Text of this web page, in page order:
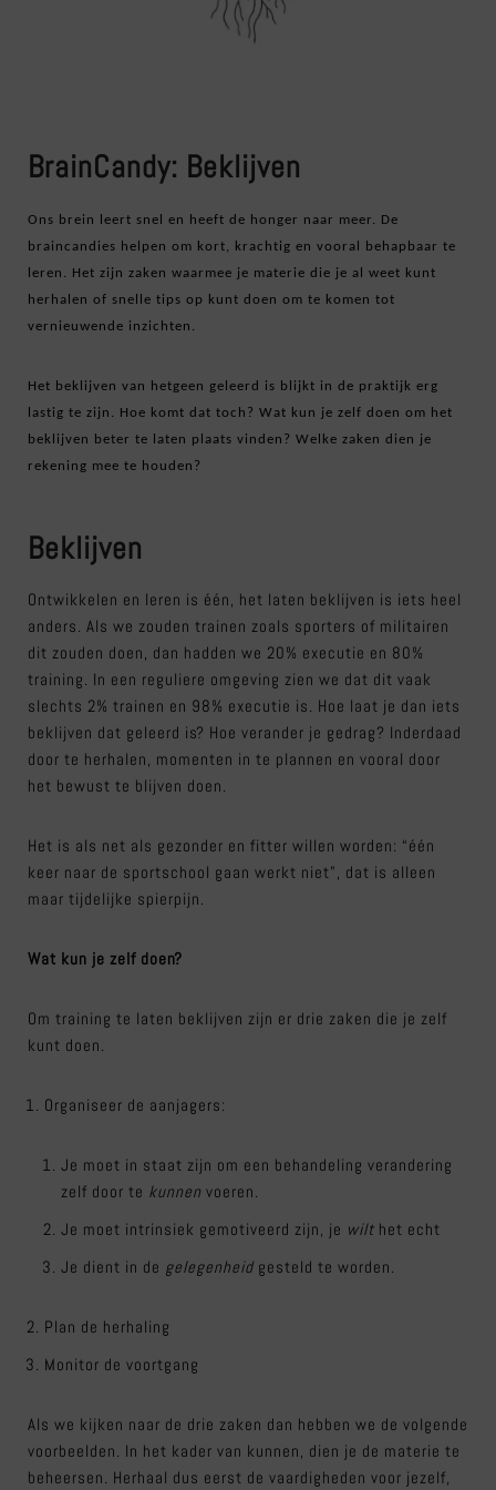
BrainCandy: Beklijven
Ons brein leert snel en heeft de honger naar meer. De
braincandies helpen om kort, krachtig en vooral behapbaar te
leren. Het zijn zaken waarmee je materie die je al weet kunt
herhalen of snelle tips op kunt doen om te komen tot
vernieuwende inzichten.
Het beklijven van hetgeen geleerd is blijkt in de praktijk erg
lastig te zijn. Hoe komt dat toch? Wat kun je zelf doen om het
beklijven beter te laten plaats vinden? Welke zaken dien je
rekening mee te houden?
Beklijven
Ontwikkelen en leren is één, het laten beklijven is iets heel
anders. Als we zouden trainen zoals sporters of militairen
dit zouden doen, dan hadden we 20% executie en 80%
training. In een reguliere omgeving zien we dat dit vaak
slechts 2% trainen en 98% executie is. Hoe laat je dan iets
beklijven dat geleerd is? Hoe verander je gedrag? Inderdaad
door te herhalen, momenten in te plannen en vooral door
het bewust te blijven doen.
Het is als net als gezonder en fitter willen worden: “één
keer naar de sportschool gaan werkt niet”, dat is alleen
maar tijdelijke spierpijn.
Wat kun je zelf doen?
Om training te laten beklijven zijn er drie zaken die je zelf
kunt doen.
Organiseer de aanjagers:
Je moet in staat zijn om een behandeling verandering
zelf door te kunnen voeren.
Je moet intrinsiek gemotiveerd zijn, je wilt het echt
Je dient in de gelegenheid gesteld te worden.
Plan de herhaling
Monitor de voortgang
Als we kijken naar de drie zaken dan hebben we de volgende
voorbeelden. In het kader van kunnen, dien je de materie te
beheersen. Herhaal dus eerst de vaardigheden voor jezelf,